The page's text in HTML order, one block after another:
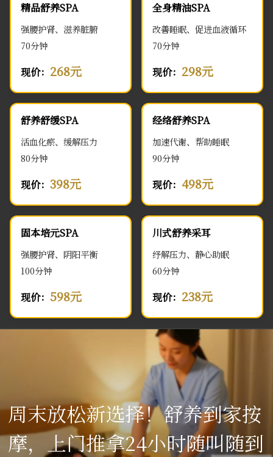
精品舒养SPA
强腰护肾、滋养脏腑
70分钟
现价： 268元
全身精油SPA
改善睡眠、促进血液循环
70分钟
现价： 298元
舒养舒缓SPA
活血化瘀、缓解压力
80分钟
现价： 398元
经络舒养SPA
加速代谢、帮助睡眠
90分钟
现价： 498元
固本培元SPA
强腰护肾、阴阳平衡
100分钟
现价： 598元
川式舒养采耳
纾解压力、静心助眠
60分钟
现价： 238元
周末放松新选择！舒养到家按
摩，上门推拿24小时随叫随到